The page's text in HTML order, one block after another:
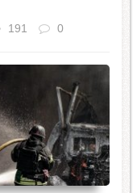
191 0